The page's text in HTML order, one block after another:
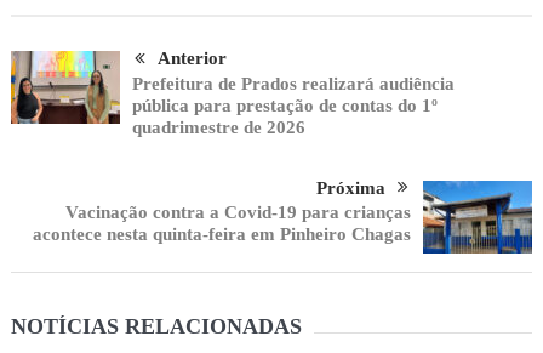
Anterior
Prefeitura de Prados realizará audiência
pública para prestação de contas do 1º
quadrimestre de 2026
Próxima
Vacinação contra a Covid-19 para crianças
acontece nesta quinta-feira em Pinheiro Chagas
NOTÍCIAS RELACIONADAS